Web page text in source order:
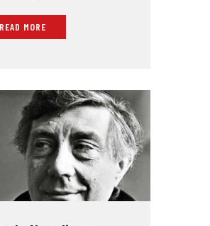
READ MORE